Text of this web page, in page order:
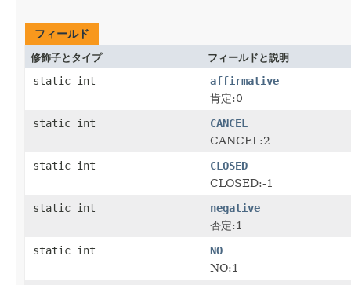
フィールド
修飾子とタイプ フィールドと説明
static int
affirmative
肯定:0
static int
CANCEL
CANCEL:2
static int
CLOSED
CLOSED:-1
static int
negative
否定:1
static int
NO
NO:1